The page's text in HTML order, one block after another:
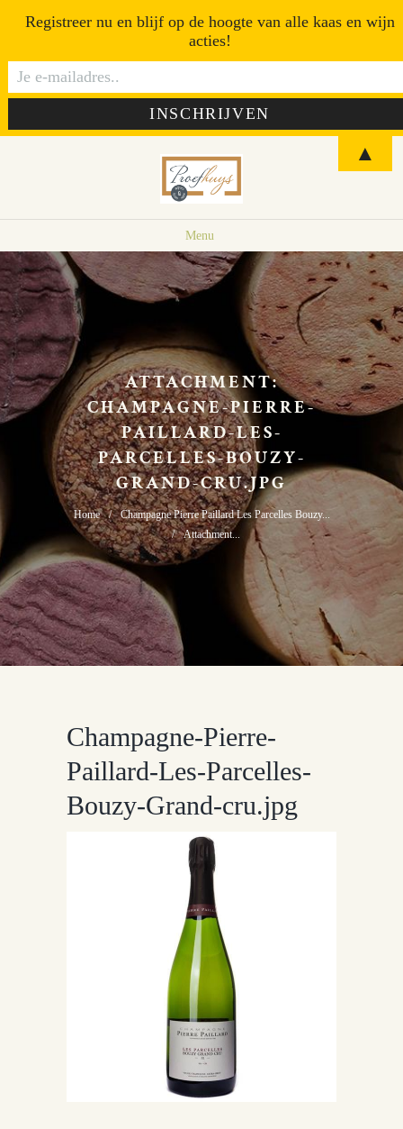
Menu
ATTACHMENT:
CHAMPAGNE-PIERRE-
PAILLARD-LES-
PARCELLES-BOUZY-
GRAND-CRU.JPG
Home
Champagne Pierre Paillard Les Parcelles Bouzy...
Attachment...
Champagne-Pierre-
Paillard-Les-Parcelles-
Bouzy-Grand-cru.jpg
Registreer nu en blijf op de hoogte van alle kaas en wijn
acties!
▲